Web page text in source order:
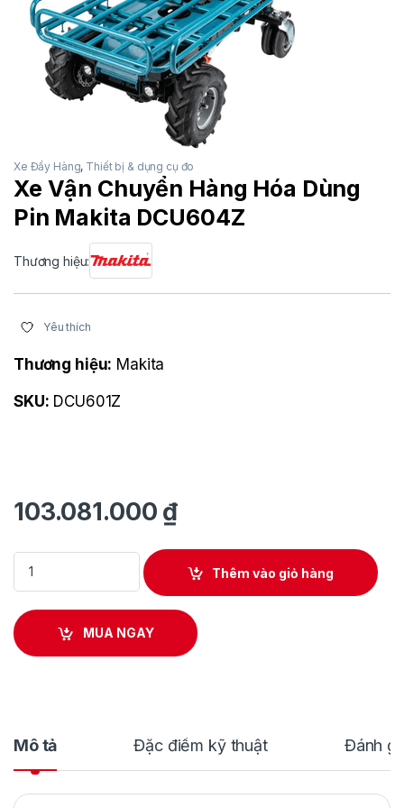
Xe Đẩy Hàng, Thiết bị & dụng cụ đo
Xe Vận Chuyển Hàng Hóa Dùng
Pin Makita DCU604Z
Thương hiệu:
Yêu thích
Thương hiệu: Makita
SKU: DCU601Z
103.081.000 ₫
Xe Vận Chuyển Hàng Hóa Dùng Pin Makita DCU604Z quantity
Thêm vào giỏ hàng
MUA NGAY
Mô tả Đặc điểm kỹ thuật Đánh